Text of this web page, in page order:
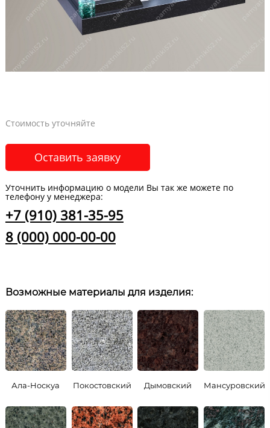
Стоимость уточняйте
Оставить заявку
Уточнить информацию о модели Вы так же можете по
телефону у менеджера:
+7 (910) 381-35-95
8 (000) 000-00-00
Возможные материалы для изделия:
Ала-Носкуа Покостовский Дымовский Мансуровский